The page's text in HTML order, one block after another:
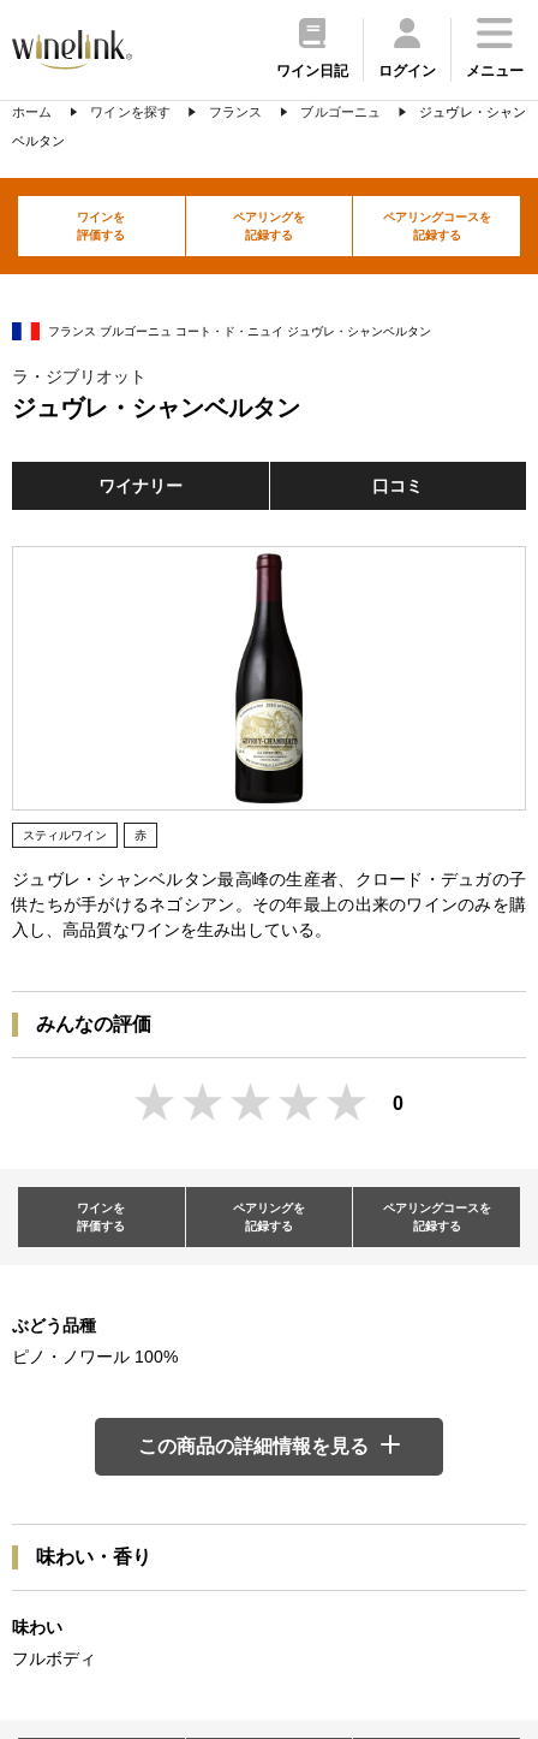
ワイン日記 ログイン メニュー
ホーム ワインを探す フランス ブルゴーニュ
ジュヴレ・シャン
ベルタン
ワインを
評価する
ペアリングを
記録する
ペアリングコースを
記録する
フランス ブルゴーニュ コート・ド・ニュイ ジュヴレ・シャンベルタン
ラ・ジブリオット
ジュヴレ・シャンベルタン
ワイナリー 口コミ
スティルワイン 赤
ジュヴレ・シャンベルタン最高峰の生産者、クロード・デュガの子
供たちが手がけるネゴシアン。その年最上の出来のワインのみを購
入し、高品質なワインを生み出している。
みんなの評価
0
ワインを
評価する
ペアリングを
記録する
ペアリングコースを
記録する
ぶどう品種
ピノ・ノワール 100%
この商品の詳細情報を見る
味わい・香り
味わい
フルボディ